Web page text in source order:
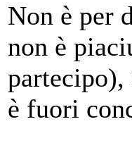
Non è per
non è
partecipo),
è fuori